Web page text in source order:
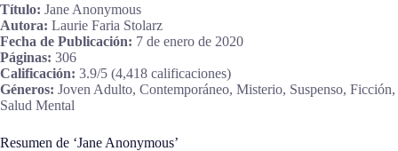
Título: Jane Anonymous
Autora: Laurie Faria Stolarz
Fecha de Publicación: 7 de enero de 2020
Páginas: 306
Calificación: 3.9/5 (4,418 calificaciones)
Géneros: Joven Adulto, Contemporáneo, Misterio, Suspenso, Ficción,
Salud Mental
Resumen de ‘Jane Anonymous’